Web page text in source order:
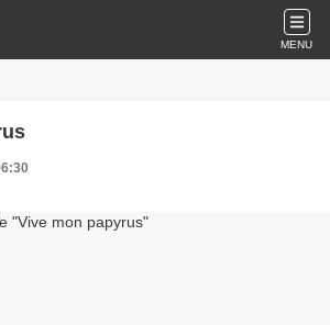
MENU